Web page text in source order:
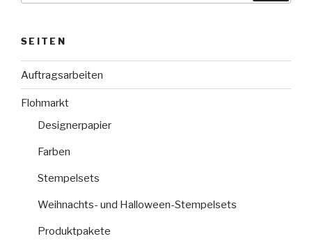
SEITEN
Auftragsarbeiten
Flohmarkt
Designerpapier
Farben
Stempelsets
Weihnachts- und Halloween-Stempelsets
Produktpakete